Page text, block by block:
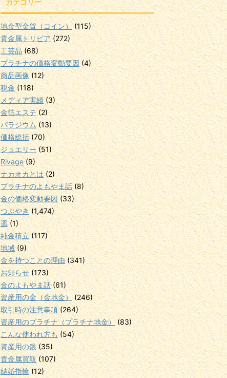
地金型金貨（コイン）
(115)
貴金属トリビア(272)
工芸品 (68)
プラチナの価格変動要因 (4)
商品画像 (12)
税金 (118)
メディア実績 (3)
金箔エステ (2)
パラジウム (13)
価格総括 (70)
ジュエリー (51)
Rivage (9)
ナカオカとは(2)
プラチナのよもやま話 (8)
金の価格変動要因 (33)
つぶやき (1,474)
遥 (1)
純金積立 (117)
地域 (9)
金を持つことの理由 (341)
お知らせ (173)
金のよもやま話(61)
資産用の金（金地金）
(246)
取引時の注意事項 (264)
資産用のプラチナ（プラチナ地金）
(83)
こんな使われ方も (54)
資産用の銀 (35)
貴金属買取 (107)
結婚指輪 (12)